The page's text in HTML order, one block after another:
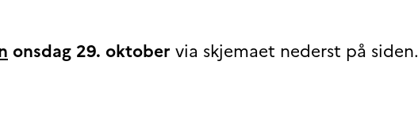
onsdag 29. oktober via skjemaet nederst på siden.